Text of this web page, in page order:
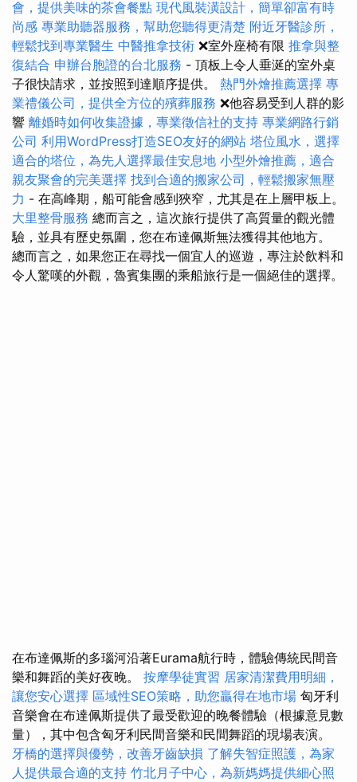
會，提供美味的茶會餐點 現代風裝潢設計，簡單卻富有時
尚感 專業助聽器服務，幫助您聽得更清楚 附近牙醫診所，
輕鬆找到專業醫生 中醫推拿技術 ❌室外座椅有限 推拿與整
復結合 申辦台胞證的台北服務 - 頂板上令人垂涎的室外桌
子很快請求，並按照到達順序提供。 熱門外燴推薦選擇 專
業禮儀公司，提供全方位的殯葬服務 ❌他容易受到人群的影
響 離婚時如何收集證據，專業徵信社的支持 專業網路行銷
公司 利用WordPress打造SEO友好的網站 塔位風水，選擇
適合的塔位，為先人選擇最佳安息地 小型外燴推薦，適合
親友聚會的完美選擇 找到合適的搬家公司，輕鬆搬家無壓
力 - 在高峰期，船可能會感到狹窄，尤其是在上層甲板上。
大里整骨服務 總而言之，這次旅行提供了高質量的觀光體
驗，並具有歷史氛圍，您在布達佩斯無法獲得其他地方。
總而言之，如果您正在尋找一個宜人的巡遊，專注於飲料和
令人驚嘆的外觀，魯賓集團的乘船旅行是一個絕佳的選擇。
在布達佩斯的多瑙河沿著Eurama航行時，體驗傳統民間音
樂和舞蹈的美好夜晚。 按摩學徒實習 居家清潔費用明細，
讓您安心選擇 區域性SEO策略，助您贏得在地市場 匈牙利
音樂會在布達佩斯提供了最受歡迎的晚餐體驗（根據意見數
量），其中包含匈牙利民間音樂和民間舞蹈的現場表演。
牙橋的選擇與優勢，改善牙齒缺損 了解失智症照護，為家
人提供最合適的支持 竹北月子中心，為新媽媽提供細心照